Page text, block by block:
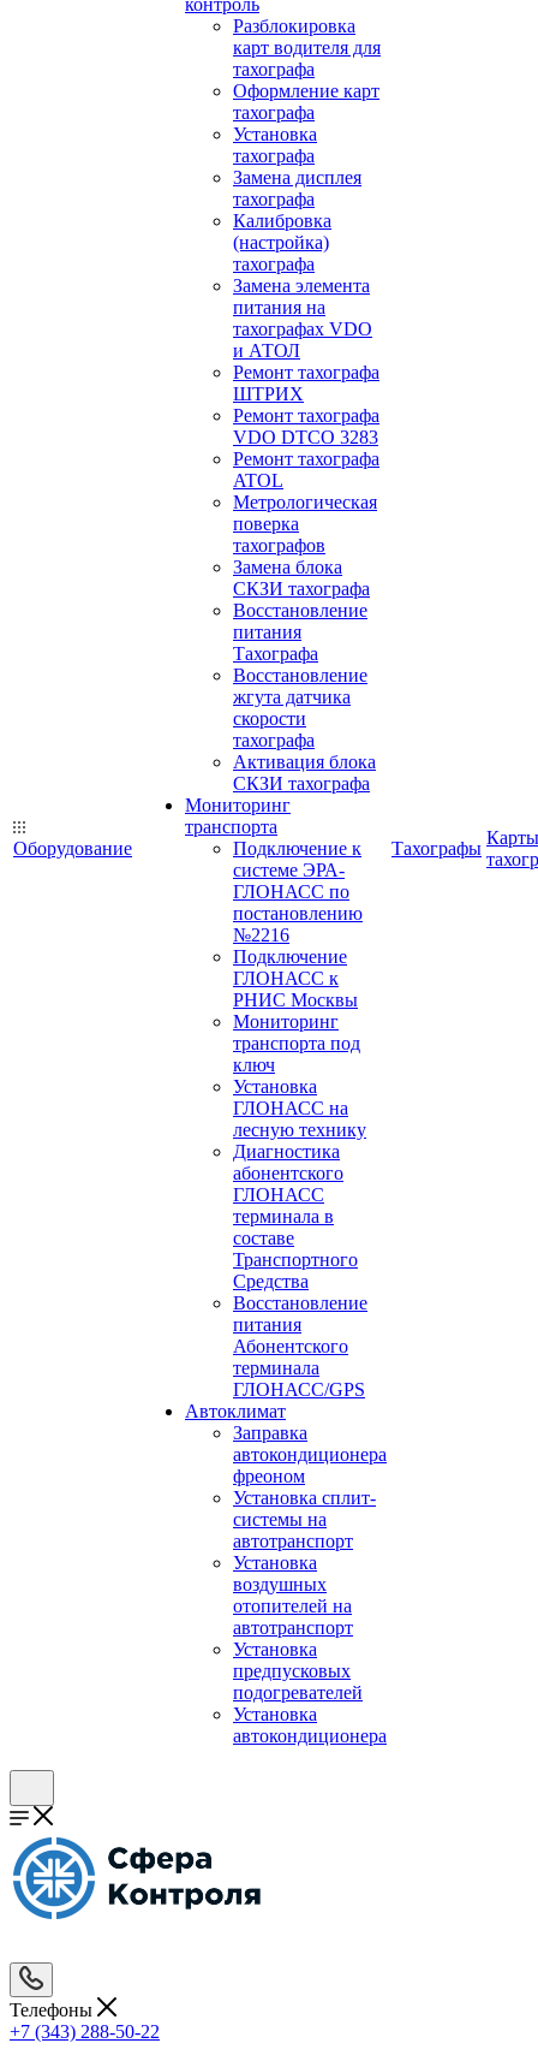
Оборудование
контроль
Разблокировка
карт водителя для
тахографа
Оформление карт
тахографа
Установка
тахографа
Замена дисплея
тахографа
Калибровка
(настройка)
тахографа
Замена элемента
питания на
тахографах VDO
и АТОЛ
Ремонт тахографа
ШТРИХ
Ремонт тахографа
VDO DTCO 3283
Ремонт тахографа
ATOL
Метрологическая
поверка
тахографов
Замена блока
СКЗИ тахографа
Восстановление
питания
Тахографа
Восстановление
жгута датчика
скорости
тахографа
Активация блока
СКЗИ тахографа
Мониторинг
транспорта
Подключение к
системе ЭРА-
ГЛОНАСС по
постановлению
№2216
Подключение
ГЛОНАСС к
РНИС Москвы
Мониторинг
транспорта под
ключ
Установка
ГЛОНАСС на
лесную технику
Диагностика
абонентского
ГЛОНАСС
терминала в
составе
Транспортного
Средства
Восстановление
питания
Абонентского
терминала
ГЛОНАСС/GPS
Автоклимат
Заправка
автокондиционера
фреоном
Установка сплит-
системы на
автотранспорт
Установка
воздушных
отопителей на
автотранспорт
Установка
предпусковых
подогревателей
Установка
автокондиционера
Тахографы
Карты
Телефоны
+7 (343) 288-50-22